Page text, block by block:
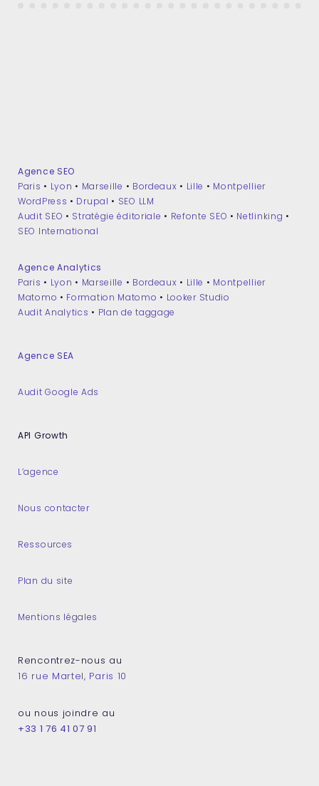
Agence SEO
Paris • Lyon • Marseille • Bordeaux • Lille • Montpellier
WordPress • Drupal • SEO LLM
Audit SEO • Stratégie éditoriale • Refonte SEO • Netlinking •
SEO International
Agence Analytics
Paris • Lyon • Marseille • Bordeaux • Lille • Montpellier
Matomo • Formation Matomo • Looker Studio
Audit Analytics • Plan de taggage
Agence SEA
Audit Google Ads
API Growth
L’agence
Nous contacter
Ressources
Plan du site
Mentions légales
Rencontrez-nous au
16 rue Martel, Paris 10
ou nous joindre au
+33 1 76 41 07 91